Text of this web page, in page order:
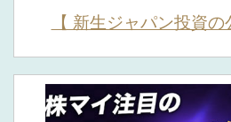
【 新生ジャパン投資の